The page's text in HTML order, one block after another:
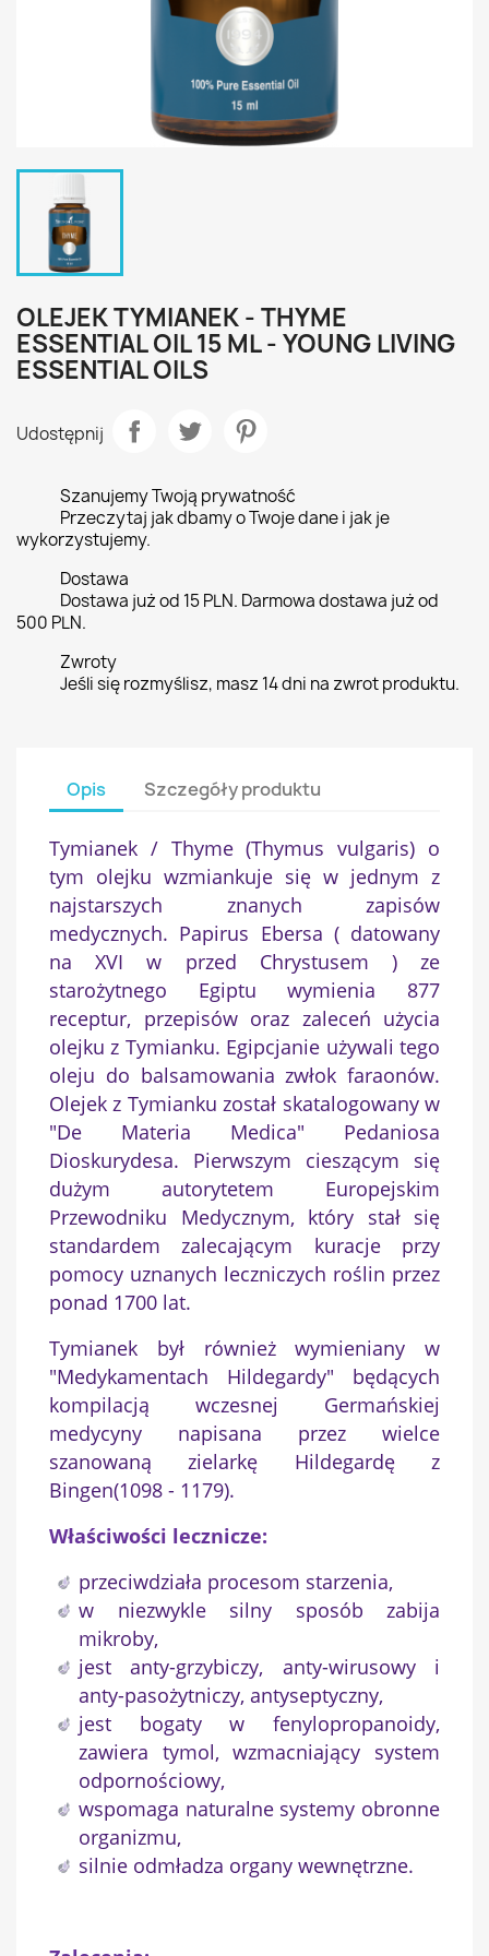
OLEJEK TYMIANEK - THYME
ESSENTIAL OIL 15 ML - YOUNG LIVING
ESSENTIAL OILS
Udostępnij
Szanujemy Twoją prywatność
Przeczytaj jak dbamy o Twoje dane i jak je
wykorzystujemy.
Dostawa
Dostawa już od 15 PLN. Darmowa dostawa już od
500 PLN.
Zwroty
Jeśli się rozmyślisz, masz 14 dni na zwrot produktu.
Opis Szczegóły produktu
Tymianek / Thyme (Thymus vulgaris) o
tym olejku wzmiankuje się w jednym z
najstarszych znanych zapisów
medycznych. Papirus Ebersa ( datowany
na XVI w przed Chrystusem ) ze
starożytnego Egiptu wymienia 877
receptur, przepisów oraz zaleceń użycia
olejku z Tymianku. Egipcjanie używali tego
oleju do balsamowania zwłok faraonów.
Olejek z Tymianku został skatalogowany w
"De Materia Medica" Pedaniosa
Dioskurydesa. Pierwszym cieszącym się
dużym autorytetem Europejskim
Przewodniku Medycznym, który stał się
standardem zalecającym kuracje przy
pomocy uznanych leczniczych roślin przez
ponad 1700 lat.
Tymianek był również wymieniany w
"Medykamentach Hildegardy" będących
kompilacją wczesnej Germańskiej
medycyny napisana przez wielce
szanowaną zielarkę Hildegardę z
Bingen(1098 - 1179).
Właściwości lecznicze:
przeciwdziała procesom starzenia,
w niezwykle silny sposób zabija
mikroby,
jest anty-grzybiczy, anty-wirusowy i
anty-pasożytniczy, antyseptyczny,
jest bogaty w fenylopropanoidy,
zawiera tymol, wzmacniający system
odpornościowy,
wspomaga naturalne systemy obronne
organizmu,
silnie odmładza organy wewnętrzne.